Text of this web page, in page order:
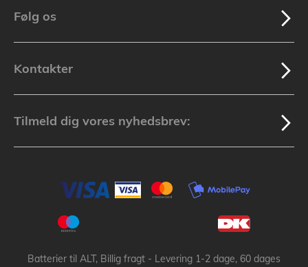
Følg os
Kontakter
Tilmeld dig vores nyhedsbrev:
Batterier til ALT, Billig fragt - Levering 1-2 dage, 60 dages